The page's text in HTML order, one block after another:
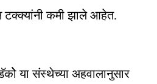
टक्क्यांनी कमी झाले आहेत.
या संस्थेच्या अहवालानुसार